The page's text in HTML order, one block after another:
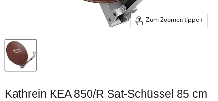
Zum Zoomen tippen
Kathrein KEA 850/R Sat-Schüssel 85 cm